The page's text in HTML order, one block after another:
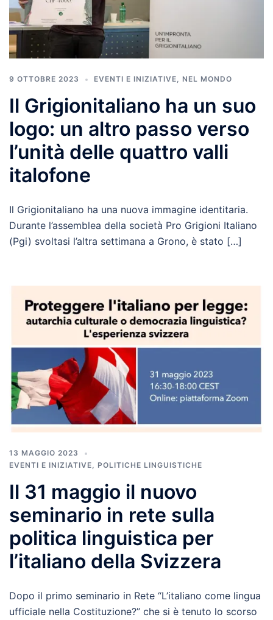
9 OTTOBRE 2023 EVENTI E INIZIATIVE, NEL MONDO
Il Grigionitaliano ha un suo
logo: un altro passo verso
l’unità delle quattro valli
italofone
Il Grigionitaliano ha una nuova immagine identitaria.
Durante l’assemblea della società Pro Grigioni Italiano
(Pgi) svoltasi l’altra settimana a Grono, è stato […]
13 MAGGIO 2023
EVENTI E INIZIATIVE
POLITICHE LINGUISTICHE
Il 31 maggio il nuovo
seminario in rete sulla
politica linguistica per
l’italiano della Svizzera
Dopo il primo seminario in Rete “L’italiano come lingua
ufficiale nella Costituzione?” che si è tenuto lo scorso